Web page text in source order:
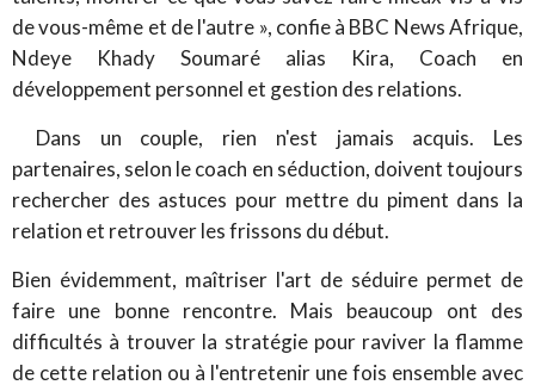
de vous-même et de l'autre », confie à BBC News Afrique,
Ndeye Khady Soumaré alias Kira, Coach en
développement personnel et gestion des relations.
Dans un couple, rien n'est jamais acquis. Les
partenaires, selon le coach en séduction, doivent toujours
rechercher des astuces pour mettre du piment dans la
relation et retrouver les frissons du début.
Bien évidemment, maîtriser l'art de séduire permet de
faire une bonne rencontre. Mais beaucoup ont des
difficultés à trouver la stratégie pour raviver la flamme
de cette relation ou à l'entretenir une fois ensemble avec